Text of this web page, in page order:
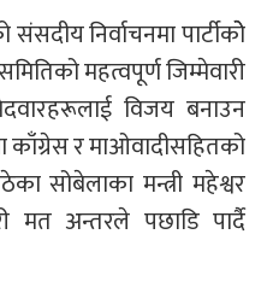
निर्वाचनमा पार्टीकोे
महत्वपूर्ण जिम्मेवारी
विजय बनाउन
र माओवादीसहितको
सोबेलाका मन्त्री महेश्वर
मत अन्तरले पछाडि पार्दै